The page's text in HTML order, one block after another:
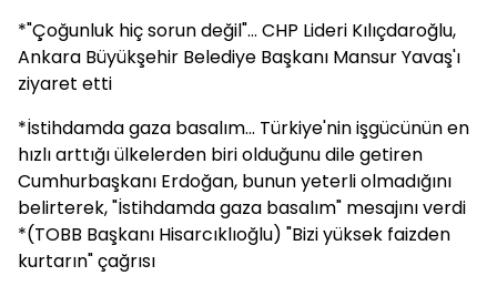
*"Çoğunluk hiç sorun değil"... CHP Lideri Kılıçdaroğlu,
Ankara Büyükşehir Belediye Başkanı Mansur Yavaş'ı
ziyaret etti
*İstihdamda gaza basalım... Türkiye'nin işgücünün en
hızlı arttığı ülkelerden biri olduğunu dile getiren
Cumhurbaşkanı Erdoğan, bunun yeterli olmadığını
belirterek, "İstihdamda gaza basalım" mesajını verdi
*(TOBB Başkanı Hisarcıklıoğlu) "Bizi yüksek faizden
kurtarın" çağrısı